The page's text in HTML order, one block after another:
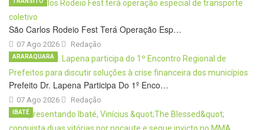
São Carlos Rodeio Fest Terá Operação Esp…
07 Ago 2026 Redação
Prefeito Dr. Lapena Participa Do 1º Enco…
07 Ago 2026
ARARAQUARA
Redação
IBATÉ